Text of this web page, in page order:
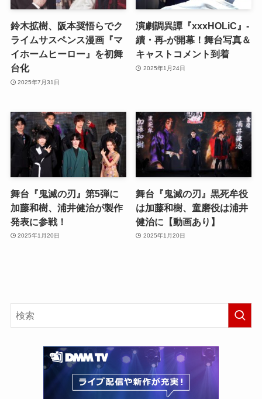
鈴木拡樹、阪本奨悟らでク
ライムサスペンス漫画『マ
イホームヒーロー』を初舞
台化
2025年7月31日
演劇調異譚『xxxHOLiC』-
續・再-が開幕！舞台写真＆
キャストコメント到着
2025年1月24日
舞台『鬼滅の刃』第5弾に
加藤和樹、浦井健治が製作
発表に参戦！
2025年1月20日
舞台『鬼滅の刃』黒死牟役
は加藤和樹、童磨役は浦井
健治に【動画あり】
2025年1月20日